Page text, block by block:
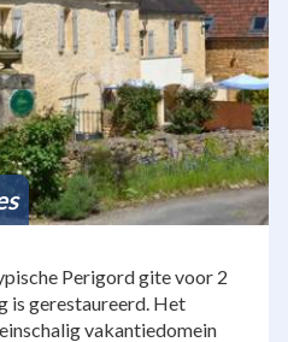
Perigord gite voor 2
is gerestaureerd. Het
vakantiedomein